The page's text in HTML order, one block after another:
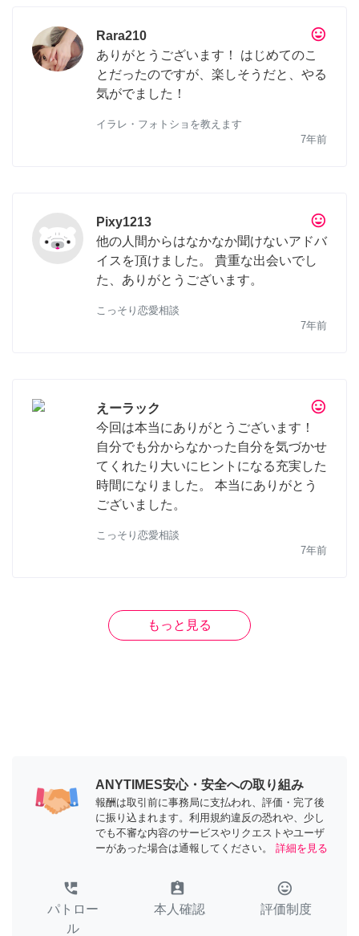
tag_faces
Rara210
ありがとうございます！ はじめてのこ
とだったのですが、楽しそうだと、やる
気がでました！
イラレ・フォトショを教えます
7年前
tag_faces
Pixy1213
他の人間からはなかなか聞けないアドバ
イスを頂けました。 貴重な出会いでし
た、ありがとうございます。
こっそり恋愛相談
7年前
tag_faces
えーラック
今回は本当にありがとうございます！
自分でも分からなかった自分を気づかせ
てくれたり大いにヒントになる充実した
時間になりました。 本当にありがとう
ございました。
こっそり恋愛相談
7年前
もっと見る
ANYTIMES安心・安全への取り組み
報酬は取引前に事務局に支払われ、評価・完了後
に振り込まれます。利用規約違反の恐れや、少し
でも不審な内容のサービスやリクエストやユーザ
ーがあった場合は通報してください。
詳細を見る
perm_phone_msg
パトロー
ル
assignment_ind
本人確認
tag_faces
評価制度